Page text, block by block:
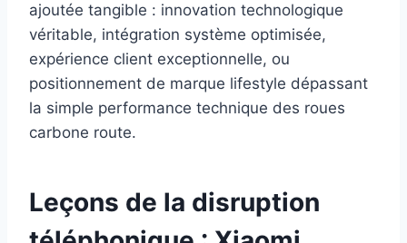
ajoutée tangible : innovation technologique
véritable, intégration système optimisée,
expérience client exceptionnelle, ou
positionnement de marque lifestyle dépassant
la simple performance technique des roues
carbone route.
Leçons de la disruption